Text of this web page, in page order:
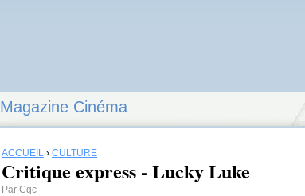
Magazine Cinéma
ACCUEIL › CULTURE
Critique express - Lucky Luke
Par Cqc